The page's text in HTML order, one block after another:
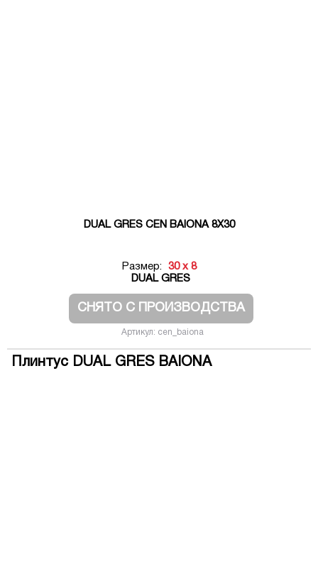
DUAL GRES CEN BAIONA 8X30
Размер:
30 x 8
DUAL GRES
СНЯТО С ПРОИЗВОДСТВА
Артикул: cen_baiona
Плинтус DUAL GRES BAIONA